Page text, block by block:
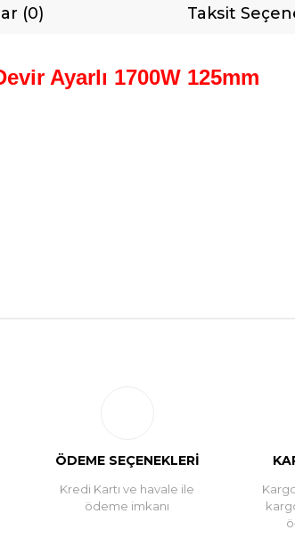
(0) Taksit
Ayarlı 1700W 125mm
ÖDEME SEÇENEKLERİ
Kredi Kartı ve havale ile
ödeme imkanı